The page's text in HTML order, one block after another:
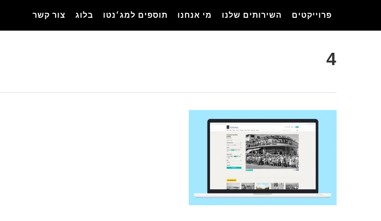
main
פרוייקטים השירותים שלנו מי אנחנו תוספים למג׳נטו בלוג צור קשר
4